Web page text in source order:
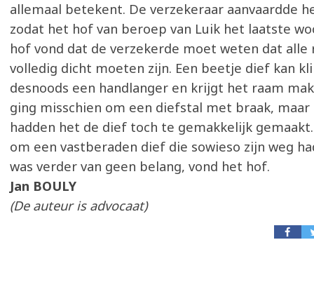
allemaal betekent. De verzekeraar aanvaardde
zodat het hof van beroep van Luik het laatste
hof vond dat de verzekerde moet weten dat alle
volledig dicht moeten zijn. Een beetje dief kan
desnoods een handlanger en krijgt het raam
ging misschien om een diefstal met braak, maar
hadden het de dief toch te gemakkelijk
om een vastberaden dief die sowieso zijn weg
was verder van geen belang, vond het hof.
Jan BOULY
(De auteur is advocaat)